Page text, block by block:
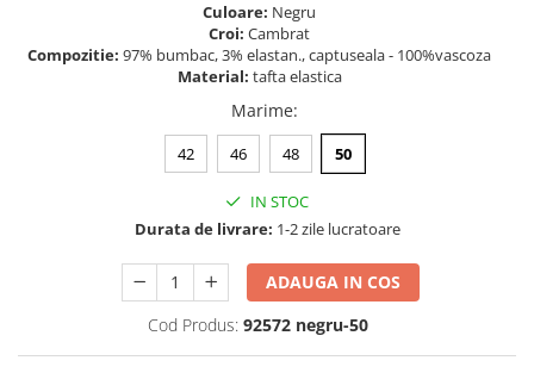
Culoare: Negru
Croi: Cambrat
Compozitie: 97% bumbac, 3% elastan., captuseala - 100%vascoza
Material: tafta elastica
Marime:
42 46 48 50
IN STOC
Durata de livrare: 1-2 zile lucratoare
ADAUGA IN COS
Cod Produs: 92572 negru-50